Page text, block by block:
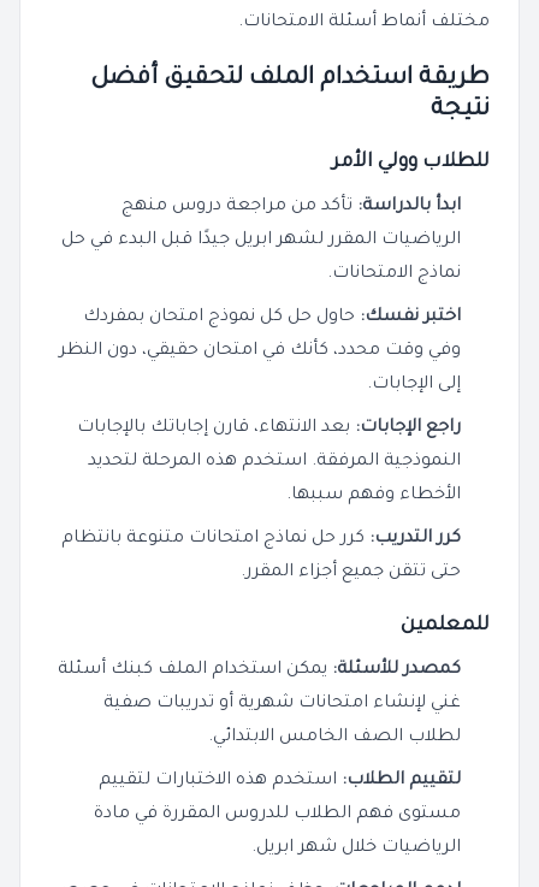
مختلف أنماط أسئلة الامتحانات.
طريقة استخدام الملف لتحقيق أفضل
نتيجة
للطلاب وولي الأمر
ابدأ بالدراسة: تأكد من مراجعة دروس منهج
الرياضيات المقرر لشهر ابريل جيدًا قبل البدء في حل
نماذج الامتحانات.
اختبر نفسك: حاول حل كل نموذج امتحان بمفردك
وفي وقت محدد، كأنك في امتحان حقيقي، دون النظر
إلى الإجابات.
راجع الإجابات: بعد الانتهاء، قارن إجاباتك بالإجابات
النموذجية المرفقة. استخدم هذه المرحلة لتحديد
الأخطاء وفهم سببها.
كرر التدريب: كرر حل نماذج امتحانات متنوعة بانتظام
حتى تتقن جميع أجزاء المقرر.
للمعلمين
كمصدر للأسئلة: يمكن استخدام الملف كبنك أسئلة
غني لإنشاء امتحانات شهرية أو تدريبات صفية
لطلاب الصف الخامس الابتدائي.
لتقييم الطلاب: استخدم هذه الاختبارات لتقييم
مستوى فهم الطلاب للدروس المقررة في مادة
الرياضيات خلال شهر ابريل.